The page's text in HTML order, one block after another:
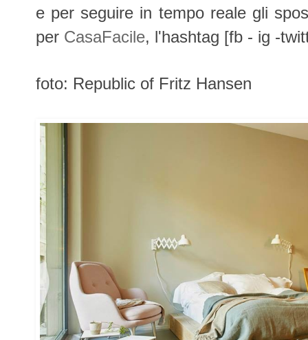
e per seguire in tempo reale gli
per CasaFacile, l'hashtag [fb - ig -
foto: Republic of Fritz Hansen